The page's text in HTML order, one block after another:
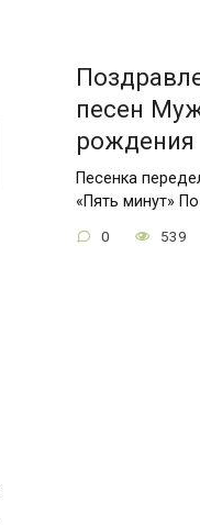
песен
рождения
Песенка
«Пять минут» По
0 539